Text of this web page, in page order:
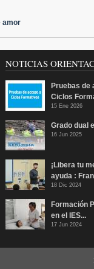
amor
NOTICIAS
Pruebas de
Ciclos
15 Ene 2026
Grado dual
16 Jun 2025
¡Libera tu
ayuda :
18 Dic 2024
Formación
en el IES...
17 Jun 2024